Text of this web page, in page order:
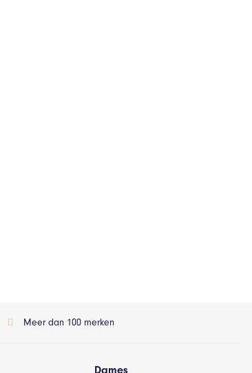
Meer dan 100 merken
Dames